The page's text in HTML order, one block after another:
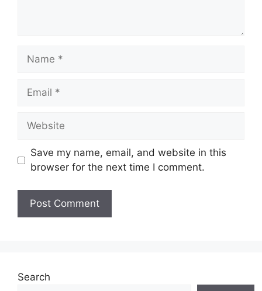
Name
Email
Website
Save my name, email, and website in this
browser for the next time I comment.
Search